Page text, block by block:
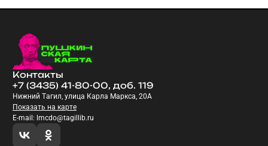
Контакты
+7 (3435) 41-80-00, доб. 119
Нижний Тагил, улица Карла Маркса, 20А
Показать на карте
E-mail: lmcdo@tagillib.ru